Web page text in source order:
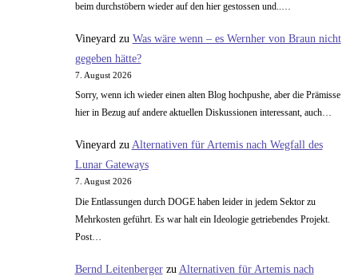
beim durchstöbern wieder auf den hier gestossen und..…
Vineyard zu Was wäre wenn – es Wernher von Braun nicht
gegeben hätte?
7. August 2026
Sorry, wenn ich wieder einen alten Blog hochpushe, aber die Prämisse
hier in Bezug auf andere aktuellen Diskussionen interessant, auch…
Vineyardzu Alternativen für Artemis nach Wegfall des
Lunar Gateways
7. August 2026
Die Entlassungen durch DOGE haben leider in jedem Sektor zu
Mehrkosten geführt. Es war halt ein Ideologie getriebendes Projekt.
Post…
Bernd Leitenbergerzu Alternativen für Artemis nach